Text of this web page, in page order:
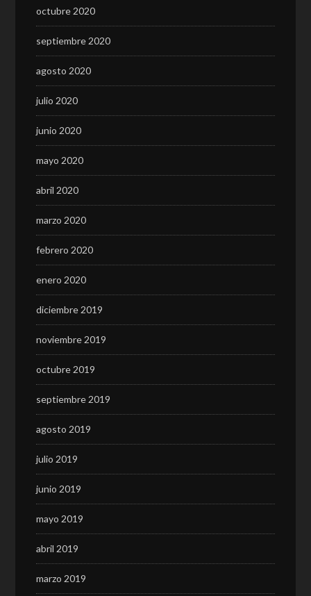
octubre 2020
septiembre 2020
agosto 2020
julio 2020
junio 2020
mayo 2020
abril 2020
marzo 2020
febrero 2020
enero 2020
diciembre 2019
noviembre 2019
octubre 2019
septiembre 2019
agosto 2019
julio 2019
junio 2019
mayo 2019
abril 2019
marzo 2019